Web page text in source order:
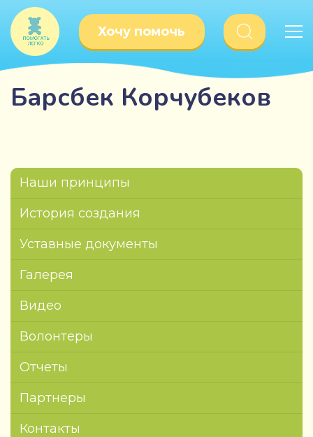
Хочу помочь
Барсбек Корчубеков
Наши принципы
История создания
Уставные документы
Галерея
Видео
Волонтеры
Отчеты
Партнеры
Контакты